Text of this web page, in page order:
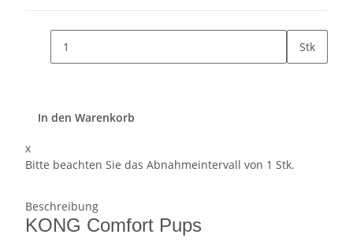
Stk
In den Warenkorb
x
Bitte beachten Sie das Abnahmeintervall von 1 Stk.
Beschreibung
KONG Comfort Pups